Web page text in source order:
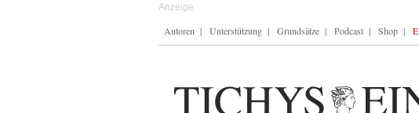
Autoren Unterstützung Grundsätze Podcast Shop